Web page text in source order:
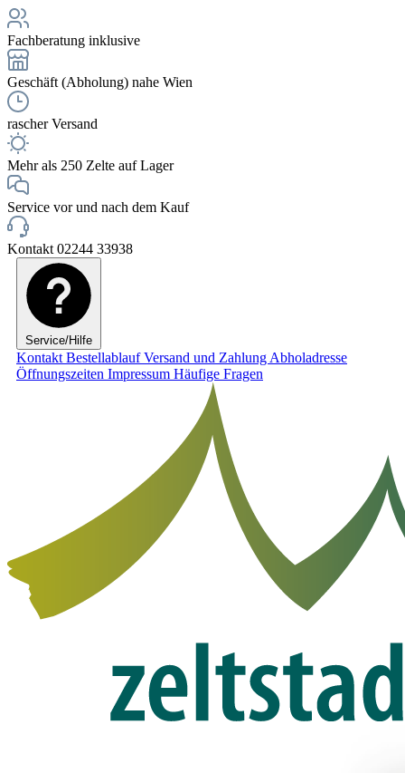
Fachberatung inklusive
Geschäft (Abholung) nahe Wien
rascher Versand
Mehr als 250 Zelte auf Lager
Service vor und nach dem Kauf
Kontakt 02244 33938
Service/Hilfe
Kontakt BestellablaufVersand und Zahlung Abholadresse
Öffnungszeiten Impressum Häufige Fragen